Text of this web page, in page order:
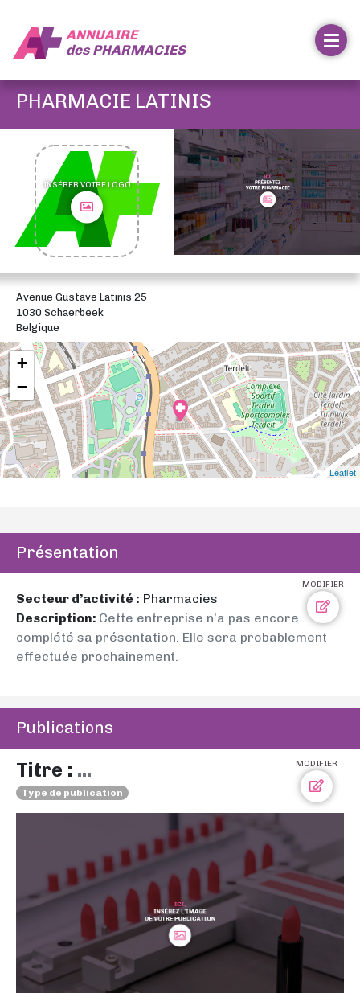
ANNUAIRE
desPHARMACIES
PHARMACIE LATINIS
INSÉRER VOTRE LOGO
Avenue Gustave Latinis 25
1030 Schaerbeek
Belgique
+
−
Leaflet
Présentation
MODIFIER
Secteur d’activité : Pharmacies
Description: Cette entreprise n’a pas encore
complété sa présentation. Elle sera probablement
effectuée prochainement.
Publications
MODIFIER
Titre : ...
Type de publication